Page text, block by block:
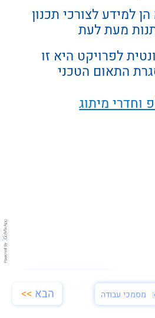
מסמכי עבודה
מעת לעת
התאום הטכני
וחדרי מיתוג
הבא >>